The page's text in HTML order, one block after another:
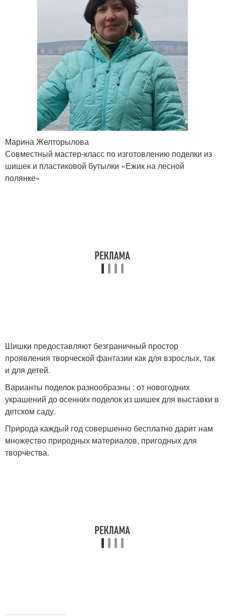
Марина Желторылова
Совместный мастер-класс по изготовлению поделки из
шишек и пластиковой бутылки «Ежик на лесной
полянке»
Шишки предоставляют безграничный простор
проявления творческой фантазии как для взрослых, так
и для детей.
Варианты поделок разнообразны : от новогодних
украшений до осенних поделок из шишек для выставки в
детском саду.
Природа каждый год совершенно бесплатно дарит нам
множество природных материалов, пригодных для
творчества.